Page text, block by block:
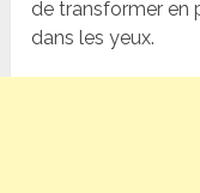
de transformer en
dans les yeux.